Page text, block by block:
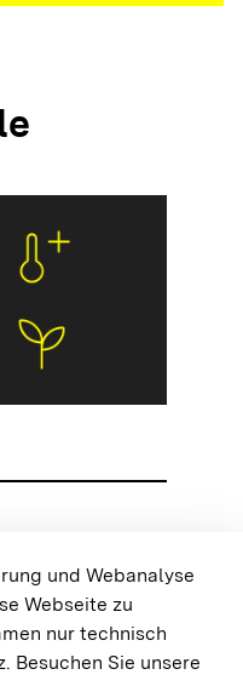
springen
springen
und Webanalyse
Webseite zu
nur technisch
Besuchen Sie unsere